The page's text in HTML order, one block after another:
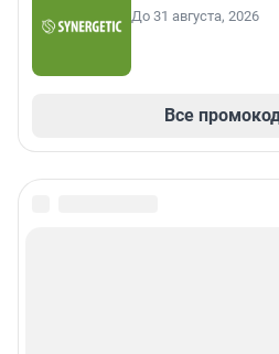
До 31 августа, 2026
Все